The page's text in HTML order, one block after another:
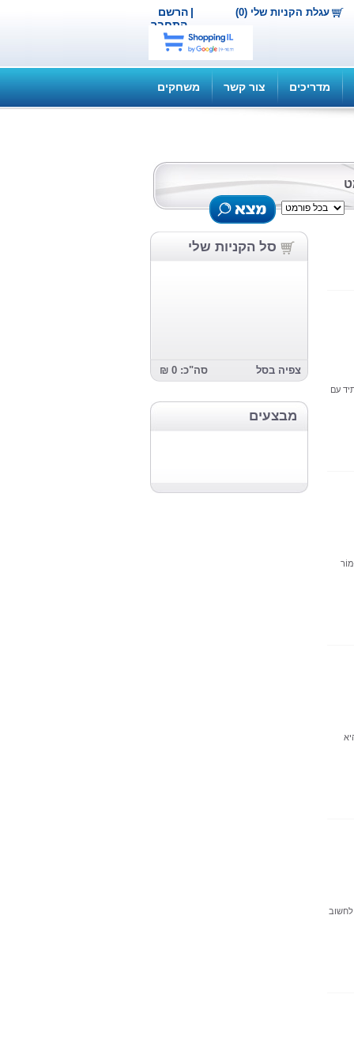
הרשם |
התחבר
עגלת הקניות שלי (0)
מדריכים צור קשר משחקים
סל הקניות שלי
צפיה בסל סה"כ: 0 ₪
מבצעים
עם
לחשוב